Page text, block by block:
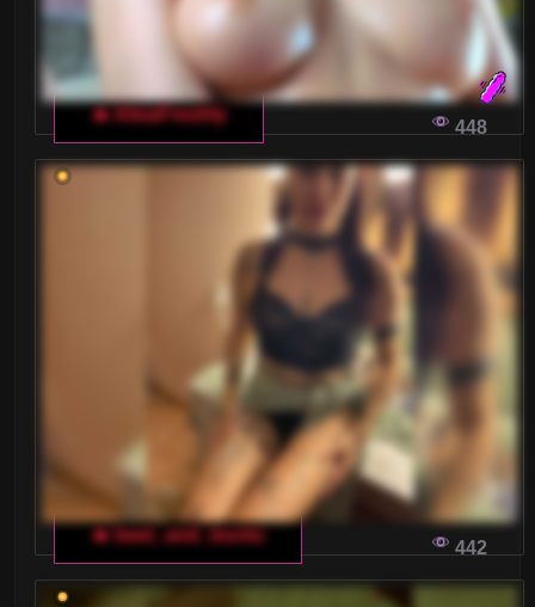
🔥 AlisaFreshly
448
🔥 bast_and_buckz
442